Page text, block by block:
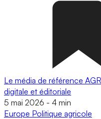
Le média de référence
digitale et éditoriale
5 mai 2026 - 4 min
Europe Politique agricole